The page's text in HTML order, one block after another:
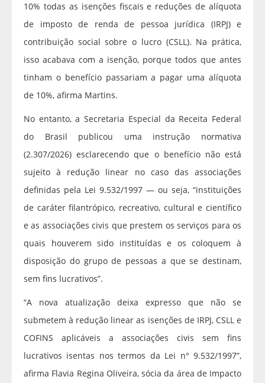
10% todas as isenções fiscais e reduções de alíquota
de imposto de renda de pessoa jurídica (IRPJ) e
contribuição social sobre o lucro (CSLL). Na prática,
isso acabava com a isenção, porque todos que antes
tinham o benefício passariam a pagar uma alíquota
de 10%, afirma Martins.
No entanto, a Secretaria Especial da Receita Federal
do Brasil publicou uma instrução normativa
(2.307/2026) esclarecendo que o benefício não está
sujeito à redução linear no caso das associações
definidas pela Lei 9.532/1997 — ou seja, “instituições
de caráter filantrópico, recreativo, cultural e científico
e as associações civis que prestem os serviços para os
quais houverem sido instituídas e os coloquem à
disposição do grupo de pessoas a que se destinam,
sem fins lucrativos”.
“A nova atualização deixa expresso que não se
submetem à redução linear as isenções de IRPJ, CSLL e
COFINS aplicáveis a associações civis sem fins
lucrativos isentas nos termos da Lei n° 9.532/1997”,
afirma Flavia Regina Oliveira, sócia da área de Impacto